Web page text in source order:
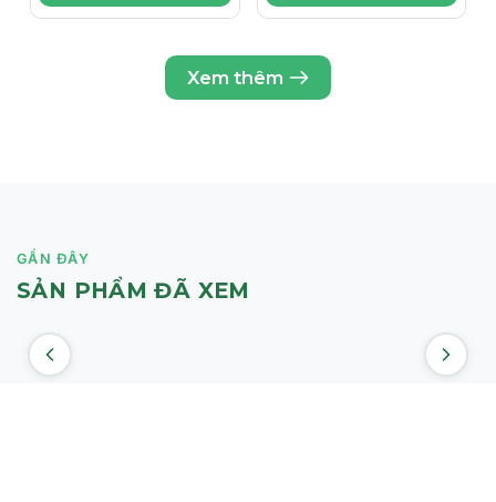
Da Nhạy Cảm
Xem thêm
GẦN ĐÂY
SẢN PHẨM ĐÃ XEM